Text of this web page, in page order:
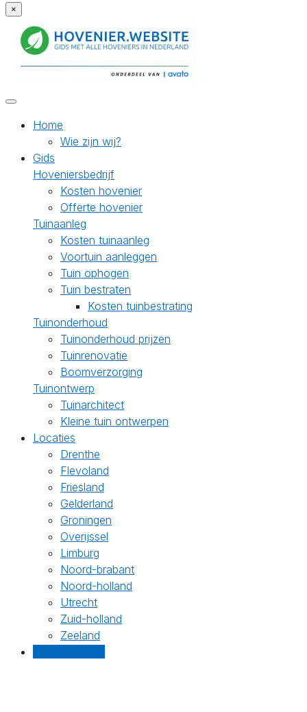
×
Home
Wie zijn wij?
Gids
Hoveniersbedrijf
Kosten hovenier
Offerte hovenier
Tuinaanleg
Kosten tuinaanleg
Voortuin aanleggen
Tuin ophogen
Tuin bestraten
Kosten tuinbestrating
Tuinonderhoud
Tuinonderhoud prijzen
Tuinrenovatie
Boomverzorging
Tuinontwerp
Tuinarchitect
Kleine tuin ontwerpen
Locaties
Drenthe
Flevoland
Friesland
Gelderland
Groningen
Overijssel
Limburg
Noord-brabant
Noord-holland
Utrecht
Zuid-holland
Zeeland